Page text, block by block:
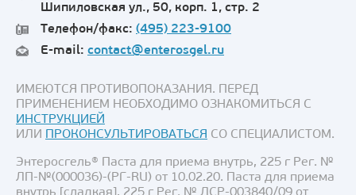
Шипиловская ул., 50, корп. 1, стр. 2
Телефон/факс: (495) 223-9100
E-mail: contact@enterosgel.ru
ИМЕЮТСЯ ПРОТИВОПОКАЗАНИЯ. ПЕРЕД
ПРИМЕНЕНИЕМ НЕОБХОДИМО ОЗНАКОМИТЬСЯ С
ИНСТРУКЦИЕЙ
ИЛИ ПРОКОНСУЛЬТИРОВАТЬСЯ СО СПЕЦИАЛИСТОМ.
Энтеросгель® Паста для приема внутрь, 225 г Рег. №
ЛП-№(000036)-(РГ-RU) от 10.02.20. Паста для приема
внутрь [сладкая], 225 г Рег. № ЛСР-003840/09 от